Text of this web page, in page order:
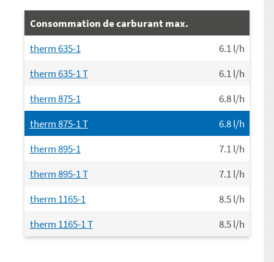
Consommation de carburant max.
therm 635-1
6.1l/h
therm 635-1 T
6.1l/h
therm 875-1
6.8l/h
therm 875-1 T
6.8l/h
therm 895-1
7.1l/h
therm 895-1 T
7.1l/h
therm 1165-1
8.5l/h
therm 1165-1 T
8.5l/h